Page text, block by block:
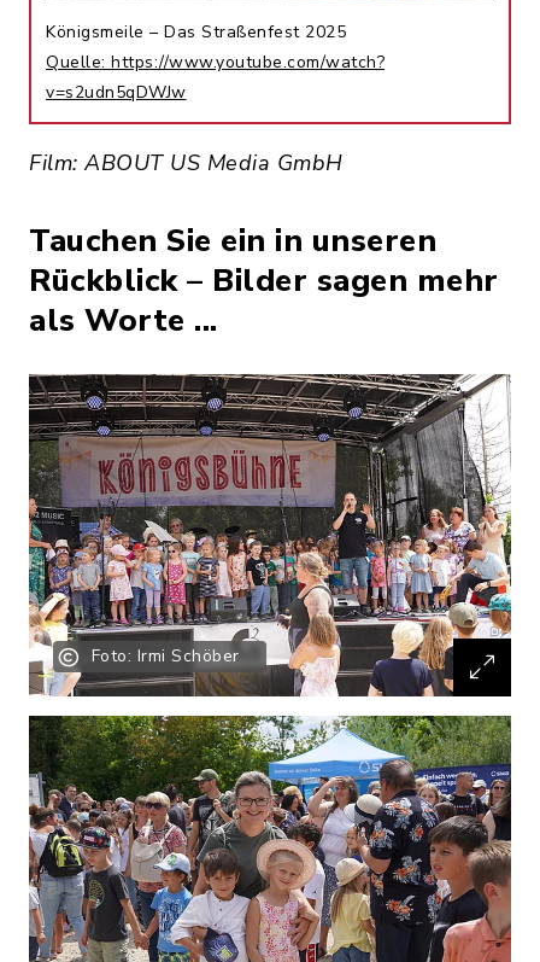
Königsmeile – Das Straßenfest 2025
Quelle: https://www.youtube.com/watch?
v=s2udn5qDWJw
Film: ABOUT US Media GmbH
Tauchen Sie ein in unseren
Rückblick – Bilder sagen mehr
als Worte ...
Foto: Irmi Schöber